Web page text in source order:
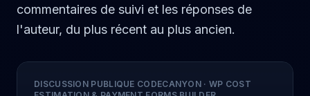
commentaires de suivi et les réponses de
l'auteur, du plus récent au plus ancien.
DISCUSSION PUBLIQUE CODECANYON · WP COST